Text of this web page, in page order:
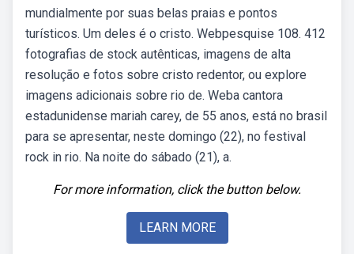
mundialmente por suas belas praias e pontos
turísticos. Um deles é o cristo. Webpesquise 108. 412
fotografias de stock autênticas, imagens de alta
resolução e fotos sobre cristo redentor, ou explore
imagens adicionais sobre rio de. Weba cantora
estadunidense mariah carey, de 55 anos, está no brasil
para se apresentar, neste domingo (22), no festival
rock in rio. Na noite do sábado (21), a.
For more information, click the button below.
LEARN MORE